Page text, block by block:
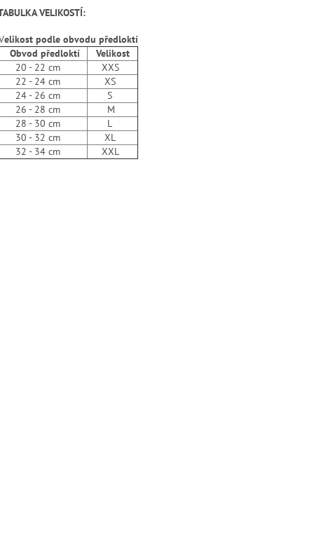
VELIKOSTÍ:
elikost podle obvodu předloktí
Obvod předloktí
Velikost
20 - 22 cm
XXS
22 - 24 cm
XS
24 - 26 cm
S
26 - 28 cm
M
28 - 30 cm
L
30 - 32 cm
XL
32 - 34 cm
XXL